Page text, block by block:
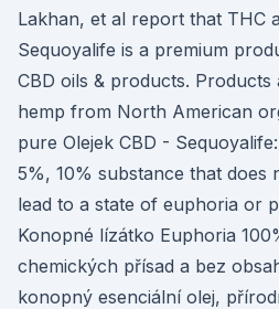
Lakhan, et al report that THC
Sequoyalife is a premium
CBD oils & products. Products
hemp from North American
pure Olejek CBD -
5%, 10% substance that does
lead to a state of euphoria or
Konopné lízátko Euphoria
chemických přísad a bez
konopný esenciální olej,